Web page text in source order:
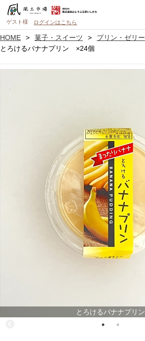
ゲスト様 ログインはこちら
HOME 菓子・スイーツ
プリン・ゼリー
とろけるバナナプリン ×24個
とろけるバナナプリン